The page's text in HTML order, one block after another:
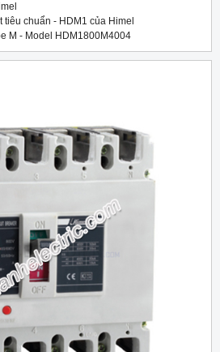
tiêu chuẩn - HDM1 của Himel
M - Model HDM1800M4004